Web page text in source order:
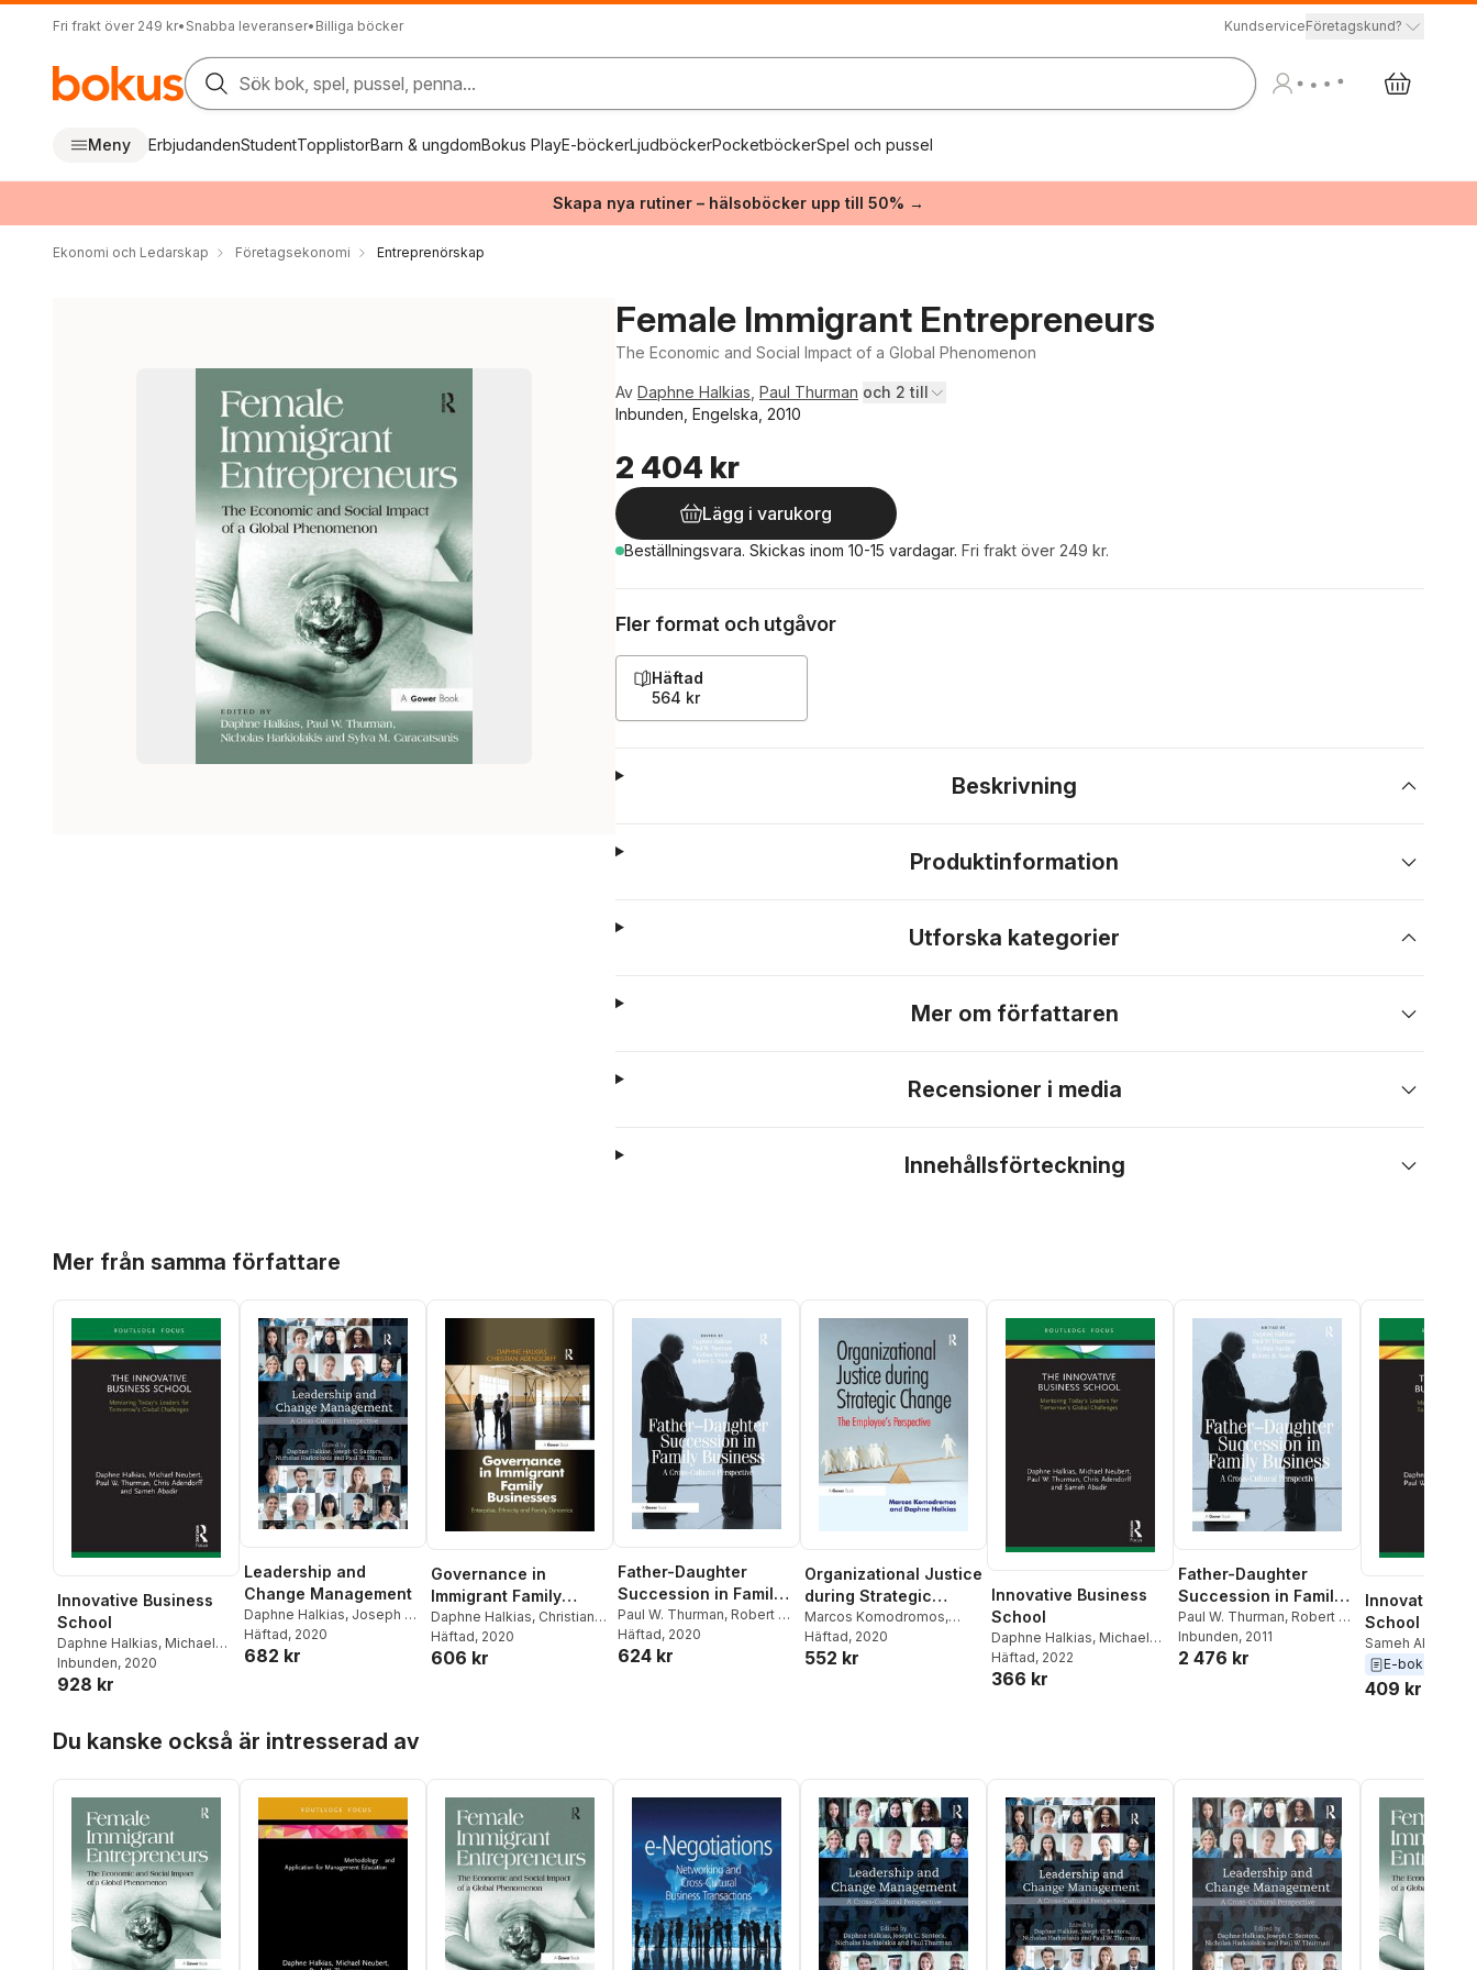
Fri frakt över 249 kr• Snabba leveranser• Billiga böcker KundserviceFöretagskund?
Sök bok, spel, pussel, penna...
Meny ErbjudandenStudentTopplistorBarn & ungdomBokus PlayE-böckerLjudböckerPocketböckerSpel och pussel
Skapa nya rutiner – hälsoböcker upp till 50% →
Ekonomi och Ledarskap Företagsekonomi Entreprenörskap
Female Immigrant Entrepreneurs
The Economic and Social Impact of a Global Phenomenon
Av Daphne Halkias Paul Thurman och 2 till
Inbunden, Engelska, 2010
2 404 kr
Lägg i varukorg
Beställningsvara. Skickas inom 10-15 vardagar. Fri frakt över 249 kr.
Fler format och utgåvor
Häftad
564 kr
Beskrivning
Produktinformation
Utforska kategorier
Mer om författaren
Recensioner i media
Innehållsförteckning
Mer från samma författare
Innovative Business
School
Daphne Halkias, Michael
Neubert,Paul W. Thurman
Chris Adendorff
Inbunden, 2020
928 kr
Leadership and
Change Management
Daphne Halkias, Joseph C.
Santora ,Nicholas
Harkiolakis
Häftad, 2020
682 kr
Governance in
Immigrant Family
Businesses
Daphne Halkias, Christian
Adendorff
Häftad, 2020
606 kr
Father-Daughter
Succession in Family
Business
Paul W. Thurman, Robert S.
Nason, Daphne Halkias
Häftad, 2020
624 kr
Organizational Justice
during Strategic
Change
Marcos Komodromos,
Daphne Halkias
Häftad, 2020
552 kr
Innovative Business
School
Daphne Halkias, Michael
Neubert,Paul W. Thurman
Chris Adendorff
Häftad, 2022
366 kr
Father-Daughter
Succession in Family
Business
Paul W. Thurman, Robert S.
Nason,Daphne Halkias
Inbunden, 2011
2 476 kr
Innovative
School
Sameh Abadir
Adendorff
Thurman
E-bok
409 kr
Du kanske också är intresserad av